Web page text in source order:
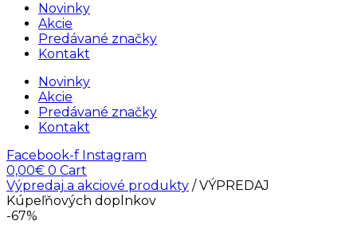
Novinky
Akcie
Predávané značky
Kontakt
Novinky
Akcie
Predávané značky
Kontakt
Facebook-f Instagram
0,00€ 0 Cart
Výpredaj a akciové produkty / VÝPREDAJ
Kúpeľňových doplnkov
-67%